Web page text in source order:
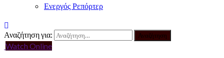
Ενεργός Ρεπόρτερ
Αναζήτηση για:
Watch Online